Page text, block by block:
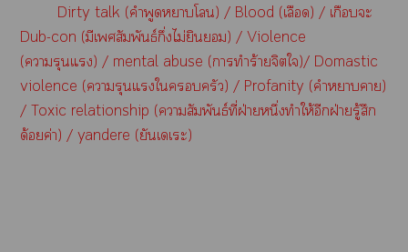
Dirty talk (คำพูดาโ) / Blood (เลือด) / เกือบะ
Dub-con (มีเสัมพันธ์กึ่งไม่ยินยอม) / Violence
(ารุนแรง) / mental abuse (าทำร้ายจิตใ)/ Domastic
violence (ารุนแรงใครัว) / Profanity (คำาา)
/ Toxic relationship (าสัมพันธ์ที่ฝ่ายหนึ่งทำให้อีกฝ่ายรู้สึก
ด้อยค่า) / yandere (ยันเเะ)